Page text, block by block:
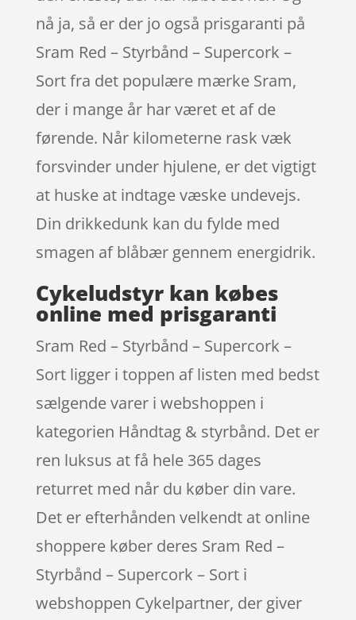
nå ja, så er der jo også prisgaranti på
Sram Red – Styrbånd – Supercork –
Sort fra det populære mærke Sram,
der i mange år har været et af de
førende. Når kilometerne rask væk
forsvinder under hjulene, er det vigtigt
at huske at indtage væske undevejs.
Din drikkedunk kan du fylde med
smagen af blåbær gennem energidrik.
Cykeludstyr kan købes
online med prisgaranti
Sram Red – Styrbånd – Supercork –
Sort ligger i toppen af listen med bedst
sælgende varer i webshoppen i
kategorien Håndtag & styrbånd. Det er
ren luksus at få hele 365 dages
returret med når du køber din vare.
Det er efterhånden velkendt at online
shoppere køber deres Sram Red –
Styrbånd – Supercork – Sort i
webshoppen Cykelpartner, der giver